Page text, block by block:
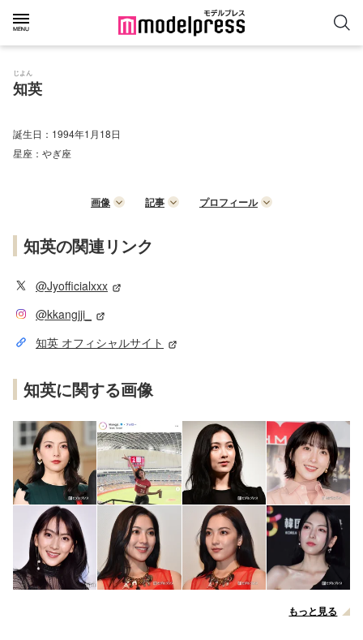
じよん
知英
誕生日： 1994年1月18日
星座： やぎ座
画像 記事 プロフィール
知英の関連リンク
@Jyofficialxxx
@kkangjji_
知英 オフィシャルサイト
知英に関する画像
もっと見る